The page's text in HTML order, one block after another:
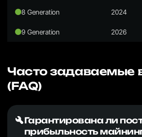
8 Generation 2024
9 Generation 2026
Часто задаваемые
(FAQ)
Гарантирована ли
прибыльность